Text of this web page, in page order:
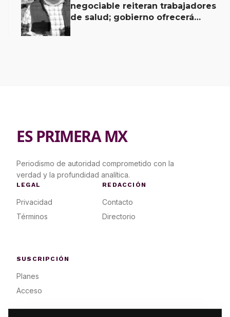
negociable reiteran trabajadores
de salud; gobierno ofrecerá
ES PRIMERA MX
Periodismo de autoridad comprometido con la
verdad y la profundidad analítica.
LEGAL
Privacidad
Términos
REDACCIÓN
Contacto
Directorio
SUSCRIPCIÓN
Planes
Acceso